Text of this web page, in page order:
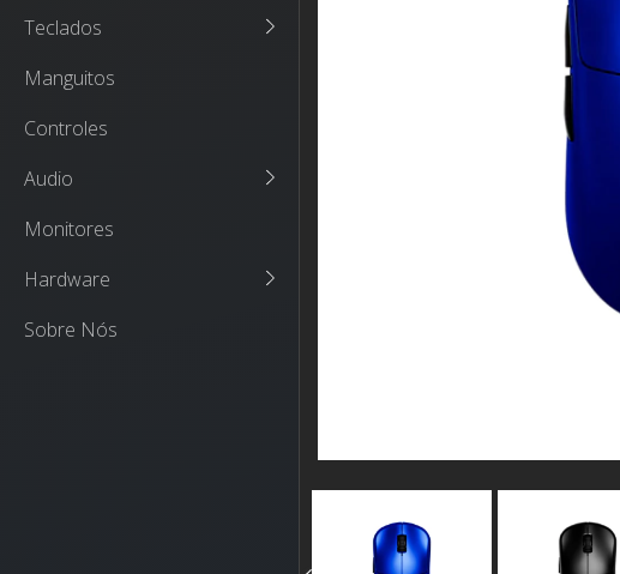
Teclados
Manguitos
Controles
Audio
Monitores
Hardware
Sobre Nós